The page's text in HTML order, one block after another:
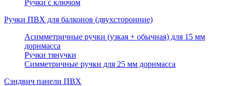
Ручки с ключом
Ручки ПВХ для балконов (двухсторонние)
Асимметричные ручки (узкая + обычная) для 15 мм
дорнмасса
Ручки тянучки
Симметричные ручки для 25 мм дорнмасса
Сэндвич панели ПВХ